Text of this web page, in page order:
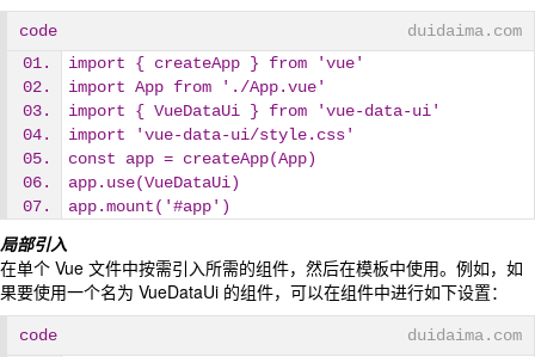
code
duidaima.com
import { createApp } from 'vue'
import App from './App.vue'
import { VueDataUi } from 'vue-data-ui'
import 'vue-data-ui/style.css'
const app = createApp(App)
app.use(VueDataUi)
app.mount('#app')
局部引入
在单个 Vue 文件中按需引入所需的组件，然后在模板中使用。例如，如
果要使用一个名为 VueDataUi 的组件，可以在组件中进行如下设置：
code
duidaima.com